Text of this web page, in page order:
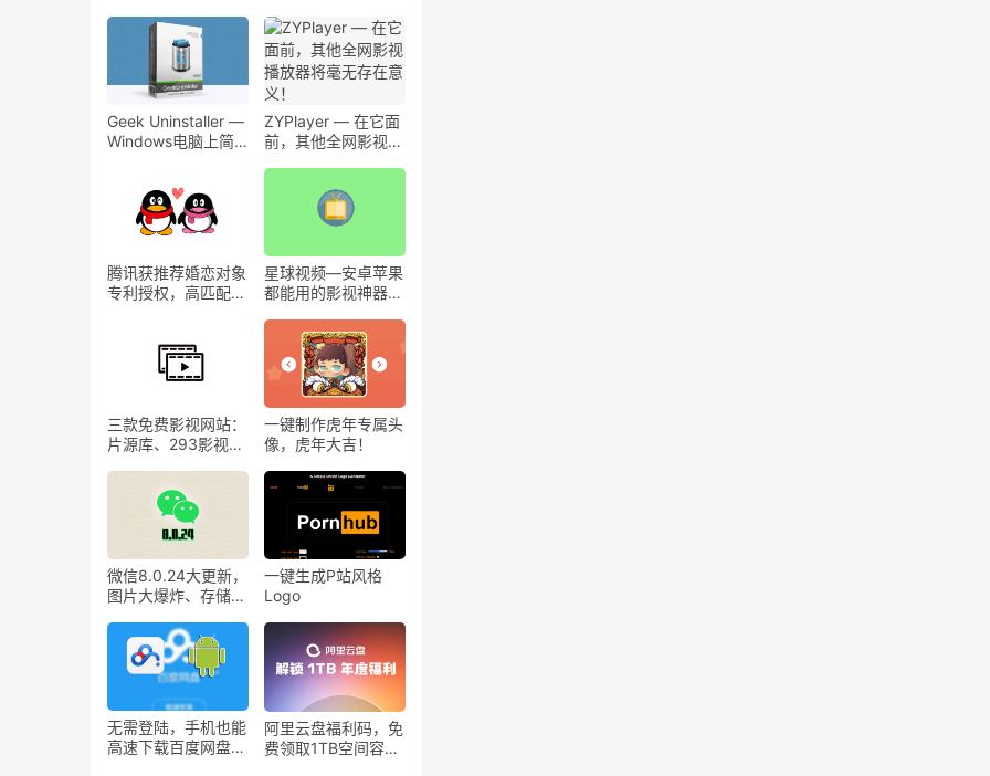
Geek Uninstaller —
Windows电脑上简
ZYPlayer — 在它面
前，其他全网影视播
腾讯获推荐婚恋对象
专利授权，高匹配度
星球视频—安卓苹果
都能用的影视神器！
三款免费影视网站：
片源库、293影视、
一键制作虎年专属头
像，虎年大吉！
微信8.0.24大更新，
图片大爆炸、存储空
限额
一键生成P站风格
Logo
无需登陆，手机也能
高速下载百度网盘内
阿里云盘福利码，免
费领取1TB空间容